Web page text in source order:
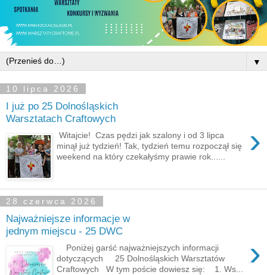
▼
10 lipca 2026
I już po 25 Dolnośląskich
Warsztatach Craftowych
›
Witajcie! Czas pędzi jak szalony i od 3 lipca
minął już tydzień! Tak, tydzień temu rozpoczął się
weekend na który czekałyśmy prawie rok......
28 czerwca 2026
Najważniejsze informacje w
jednym miejscu - 25 DWC
›
Poniżej garść najważniejszych informacji
dotyczących 25 Dolnośląskich Warsztatów
Craftowych W tym poście dowiesz się: 1. Ws...